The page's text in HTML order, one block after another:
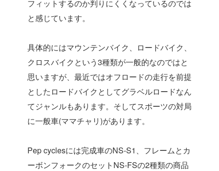
フィットするのか判りにくくなっているのでは
と感じています。
具体的にはマウンテンバイク、ロードバイク、
クロスバイクという3種類が一般的なのではと
思いますが、最近ではオフロードの走行を前提
としたロードバイクとしてグラベルロードなん
てジャンルもあります。そしてスポーツの対局
に一般車(ママチャリ)があります。
Pep cyclesには完成車のNS-S1、フレームとカ
ーボンフォークのセットNS-FSの2種類の商品